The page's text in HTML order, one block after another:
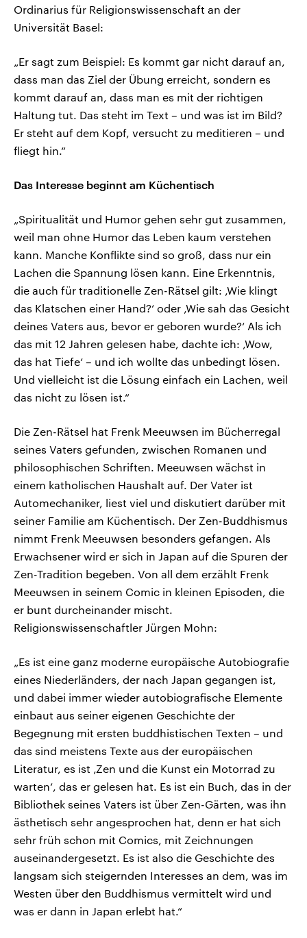
Ordinarius für Religionswissenschaft an der
Universität Basel:
„Er sagt zum Beispiel: Es kommt gar nicht darauf an,
dass man das Ziel der Übung erreicht, sondern es
kommt darauf an, dass man es mit der richtigen
Haltung tut. Das steht im Text – und was ist im Bild?
Er steht auf dem Kopf, versucht zu meditieren – und
fliegt hin.“
Das Interesse beginnt am Küchentisch
„Spiritualität und Humor gehen sehr gut zusammen,
weil man ohne Humor das Leben kaum verstehen
kann. Manche Konflikte sind so groß, dass nur ein
Lachen die Spannung lösen kann. Eine Erkenntnis,
die auch für traditionelle Zen-Rätsel gilt: ‚Wie klingt
das Klatschen einer Hand?‘ oder ‚Wie sah das Gesicht
deines Vaters aus, bevor er geboren wurde?‘ Als ich
das mit 12 Jahren gelesen habe, dachte ich: ‚Wow,
das hat Tiefe‘ – und ich wollte das unbedingt lösen.
Und vielleicht ist die Lösung einfach ein Lachen, weil
das nicht zu lösen ist.“
Die Zen-Rätsel hat Frenk Meeuwsen im Bücherregal
seines Vaters gefunden, zwischen Romanen und
philosophischen Schriften. Meeuwsen wächst in
einem katholischen Haushalt auf. Der Vater ist
Automechaniker, liest viel und diskutiert darüber mit
seiner Familie am Küchentisch. Der Zen-Buddhismus
nimmt Frenk Meeuwsen besonders gefangen. Als
Erwachsener wird er sich in Japan auf die Spuren der
Zen-Tradition begeben. Von all dem erzählt Frenk
Meeuwsen in seinem Comic in kleinen Episoden, die
er bunt durcheinander mischt.
Religionswissenschaftler Jürgen Mohn:
„Es ist eine ganz moderne europäische Autobiografie
eines Niederländers, der nach Japan gegangen ist,
und dabei immer wieder autobiografische Elemente
einbaut aus seiner eigenen Geschichte der
Begegnung mit ersten buddhistischen Texten – und
das sind meistens Texte aus der europäischen
Literatur, es ist ‚Zen und die Kunst ein Motorrad zu
warten‘, das er gelesen hat. Es ist ein Buch, das in der
Bibliothek seines Vaters ist über Zen-Gärten, was ihn
ästhetisch sehr angesprochen hat, denn er hat sich
sehr früh schon mit Comics, mit Zeichnungen
auseinandergesetzt. Es ist also die Geschichte des
langsam sich steigernden Interesses an dem, was im
Westen über den Buddhismus vermittelt wird und
was er dann in Japan erlebt hat.“